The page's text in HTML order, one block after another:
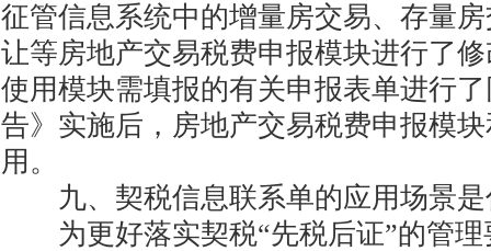
征管信息系统中的增量房交易、存量
让等房地产交易税费申报模块进行了
使用模块需填报的有关申报表单进行
告》实施后，房地产交易税费申报模
用。
九、契税信息联系单的应用场景是
为更好落实契税“先税后证”的管理